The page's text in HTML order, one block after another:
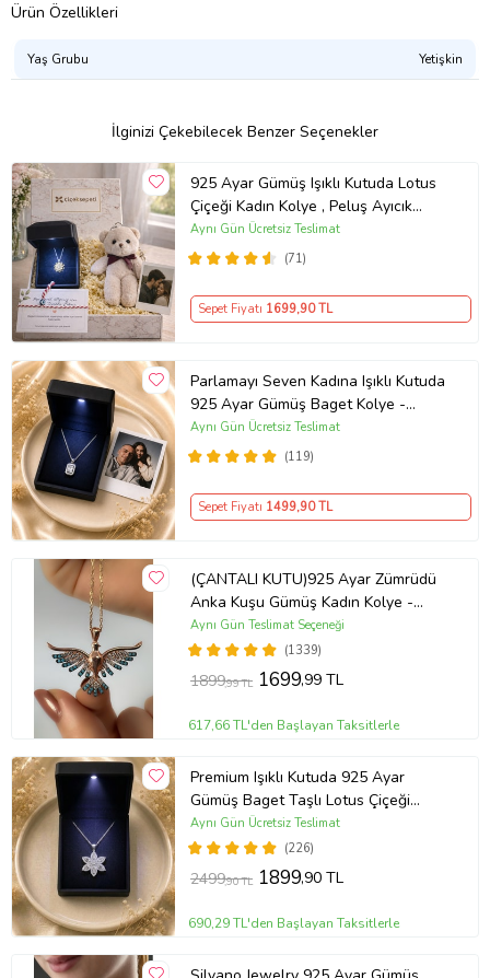
Ürün Özellikleri
Yaş Grubu Yetişkin
İlginizi Çekebilecek Benzer Seçenekler
925 Ayar Gümüş Işıklı Kutuda Lotus
Çiçeği Kadın Kolye , Peluş Ayıcık
Anahtarlık Marteniçka Bileklik,
Polaroid Fotoğraf Hediye
(71)
Aynı Gün Ücretsiz Teslimat
Sepet Fiyatı 1699,90 TL
Parlamayı Seven Kadına Işıklı Kutuda
925 Ayar Gümüş Baget Kolye -
Kişiye Özel Fotoğraf Hediye
(119)
Aynı Gün Ücretsiz Teslimat
Sepet Fiyatı 1499,90 TL
(ÇANTALI KUTU)925 Ayar Zümrüdü
Anka Kuşu Gümüş Kadın Kolye -
MAVİ
(1339)
Aynı Gün Teslimat Seçeneği
1899,99 TL 1699,99 TL
617,66 TL'den Başlayan Taksitlerle
Premium Işıklı Kutuda 925 Ayar
Gümüş Baget Taşlı Lotus Çiçeği
Kolye
(226)
Aynı Gün Ücretsiz Teslimat
2499,90 TL 1899,90 TL
690,29 TL'den Başlayan Taksitlerle